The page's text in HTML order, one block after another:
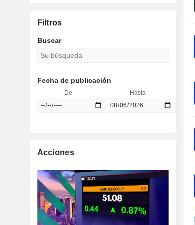
Filtros
Buscar
Fecha de publicación
De Hasta
Acciones